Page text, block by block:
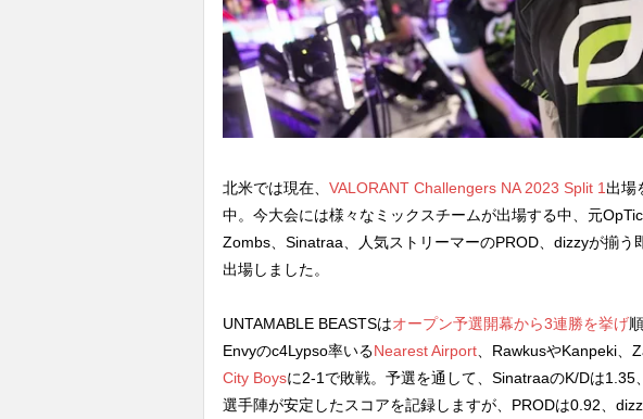
北米では現在、 VALORANT Challengers NA 2023 Split 1出場
中。今大会には様々なミックスチームが出場する中、元
Zombs、Sinatraa、人気ストリーマーのPROD、dizzyが揃う
出場しました。
UNTAMABLE BEASTSはオープン予選開幕から3連勝を挙げ
Envyのc4Lypso率いるNearest Airport 、RawkusやKanpeki、
City Boysに2-1で敗戦。予選を通して、SinatraaのK/Dは
選手陣が安定したスコアを記録しますが、PRODは0.92、